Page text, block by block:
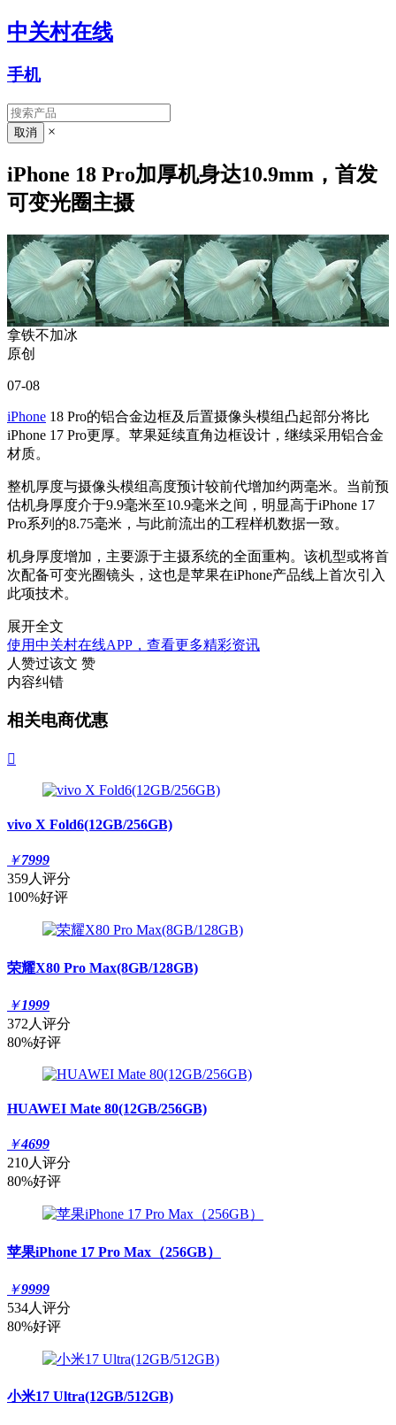
中关村在线
手机
×
iPhone 18 Pro加厚机身达10.9mm，首发
可变光圈主摄
拿铁不加冰
原创
07-08
iPhone 18 Pro的铝合金边框及后置摄像头模组凸起部分将比
iPhone 17 Pro更厚。苹果延续直角边框设计，继续采用铝合金
材质。
整机厚度与摄像头模组高度预计较前代增加约两毫米。当前预
估机身厚度介于9.9毫米至10.9毫米之间，明显高于iPhone 17
Pro系列的8.75毫米，与此前流出的工程样机数据一致。
机身厚度增加，主要源于主摄系统的全面重构。该机型或将首
次配备可变光圈镜头，这也是苹果在iPhone产品线上首次引入
此项技术。
展开全文
使用中关村在线APP，查看更多精彩资讯
人赞过该文 赞
内容纠错
相关电商优惠

vivo X Fold6(12GB/256GB)
￥7999
359人评分
100%好评
荣耀X80 Pro Max(8GB/128GB)
￥1999
372人评分
80%好评
HUAWEI Mate 80(12GB/256GB)
￥4699
210人评分
80%好评
苹果iPhone 17 Pro Max（256GB）
￥9999
534人评分
80%好评
小米17 Ultra(12GB/512GB)